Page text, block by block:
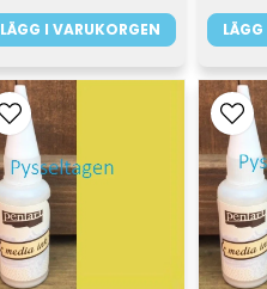
LÄGG I VARUKORGEN